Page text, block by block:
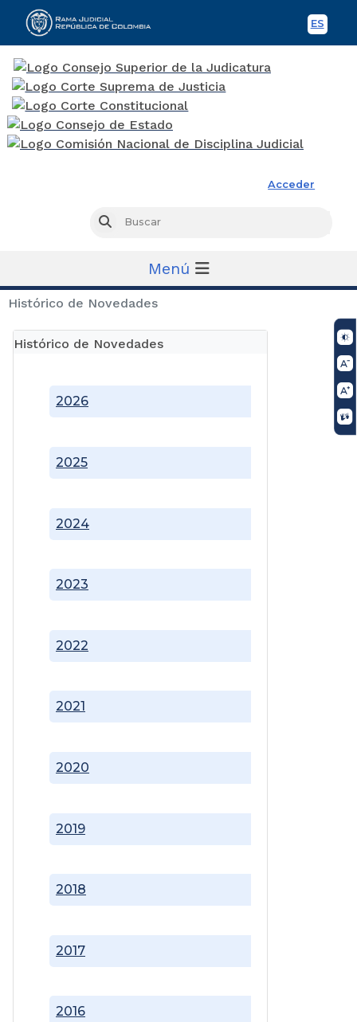
ES
Acceder
Buscar
Menú
Histórico de Novedades
Histórico de Novedades
2016
2017
2018
2019
2020
2021
2022
2023
2024
2025
2026